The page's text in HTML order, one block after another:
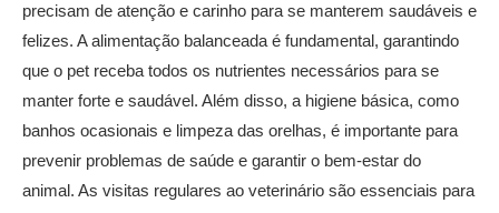
precisam de atenção e carinho para se manterem saudáveis e
felizes. A alimentação balanceada é fundamental, garantindo
que o pet receba todos os nutrientes necessários para se
manter forte e saudável. Além disso, a higiene básica, como
banhos ocasionais e limpeza das orelhas, é importante para
prevenir problemas de saúde e garantir o bem-estar do
animal. As visitas regulares ao veterinário são essenciais para